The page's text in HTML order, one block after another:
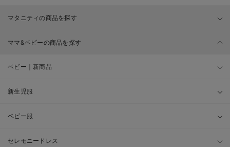
マタニティの商品を探す
ママ&ベビーの商品を探す
ベビー｜新商品
新生児服
ベビー服
セレモニードレス